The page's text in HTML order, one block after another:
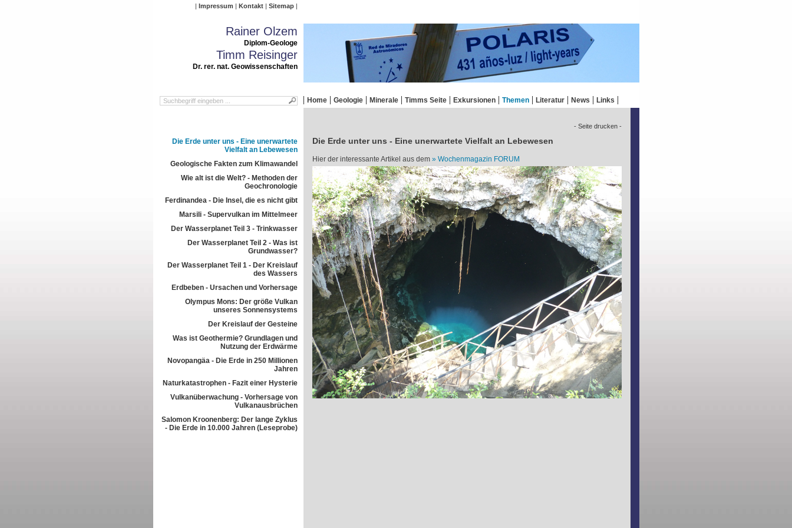
Impressum Kontakt Sitemap
Rainer Olzem
Diplom-Geologe
Timm Reisinger
Dr. rer. nat. Geowissenschaften
Home Geologie Minerale Timms Seite Exkursionen Themen Literatur News Links
Die Erde unter uns - Eine unerwartete
Vielfalt an Lebewesen
Geologische Fakten zum Klimawandel
Wie alt ist die Welt? - Methoden der
Geochronologie
Ferdinandea - Die Insel, die es nicht gibt
Marsili - Supervulkan im Mittelmeer
Der Wasserplanet Teil 3 - Trinkwasser
Der Wasserplanet Teil 2 - Was ist
Grundwasser?
Der Wasserplanet Teil 1 - Der Kreislauf
des Wassers
Erdbeben - Ursachen und Vorhersage
Olympus Mons: Der größe Vulkan
unseres Sonnensystems
Der Kreislauf der Gesteine
Was ist Geothermie? Grundlagen und
Nutzung der Erdwärme
Novopangäa - Die Erde in 250 Millionen
Jahren
Naturkatastrophen - Fazit einer Hysterie
Vulkanüberwachung - Vorhersage von
Vulkanausbrüchen
Salomon Kroonenberg: Der lange Zyklus
- Die Erde in 10.000 Jahren (Leseprobe)
- Seite drucken -
Die Erde unter uns - Eine unerwartete Vielfalt an Lebewesen
Hier der interessante Artikel aus dem Wochenmagazin FORUM